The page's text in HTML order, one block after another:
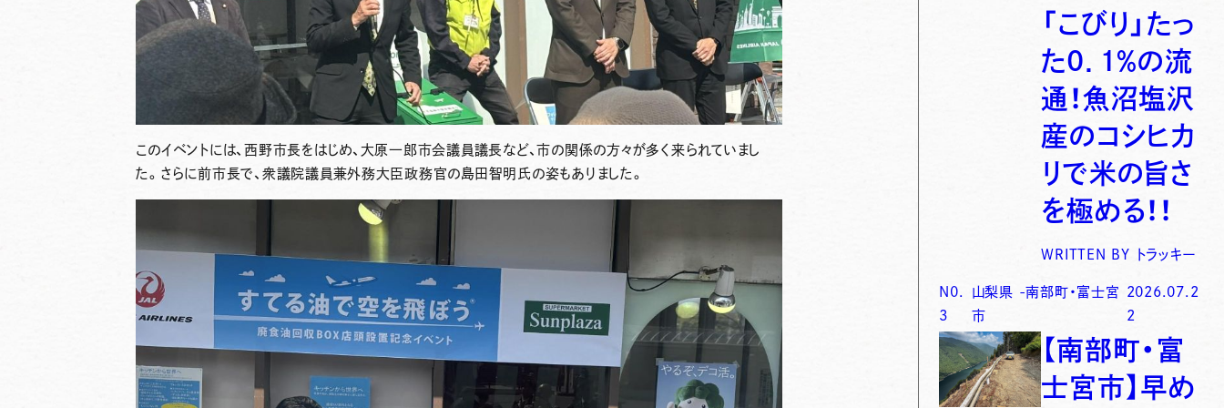
このイベントには、西野市長をはじめ、大原一郎市会議員議長など、市の関係の方々が多く来られていまし
た。さらに前市長で、衆議院議員兼外務大臣政務官の島田智明氏の姿もありました。
「こびり」たっ
た0．1％の流
通！魚沼塩沢
産のコシヒカ
リで米の旨さ
を極める！！
WRITTEN BY トラッキー
N0.
3
山梨県 -南部町・富士宮
市
2026.07.2
2
【南部町・富
士宮市】早め